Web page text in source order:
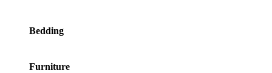
Bedding
Furniture